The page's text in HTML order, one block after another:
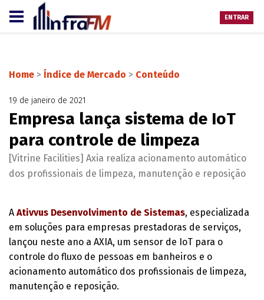
ENTRAR
Home > Índice de Mercado > Conteúdo
19 de janeiro de 2021
Empresa lança sistema de IoT
para controle de limpeza
[Vitrine Facilities] Axia realiza acionamento automático
dos profissionais de limpeza, manutenção e reposição
A Ativvus Desenvolvimento de Sistemas, especializada
em soluções para empresas prestadoras de serviços,
lançou neste ano a AXIA, um sensor de IoT para o
controle do fluxo de pessoas em banheiros e o
acionamento automático dos profissionais de limpeza,
manutenção e reposição.